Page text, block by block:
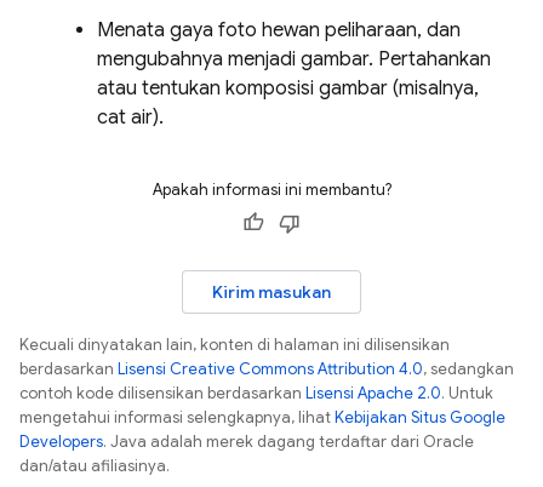
Menata gaya foto hewan peliharaan, dan
mengubahnya menjadi gambar. Pertahankan
atau tentukan komposisi gambar (misalnya,
cat air).
Apakah informasi ini membantu?
Kirim masukan
Kecuali dinyatakan lain, konten di halaman ini dilisensikan
berdasarkan Lisensi Creative Commons Attribution 4.0, sedangkan
contoh kode dilisensikan berdasarkan Lisensi Apache 2.0. Untuk
mengetahui informasi selengkapnya, lihatKebijakan Situs Google
Developers. Java adalah merek dagang terdaftar dari Oracle
dan/atau afiliasinya.